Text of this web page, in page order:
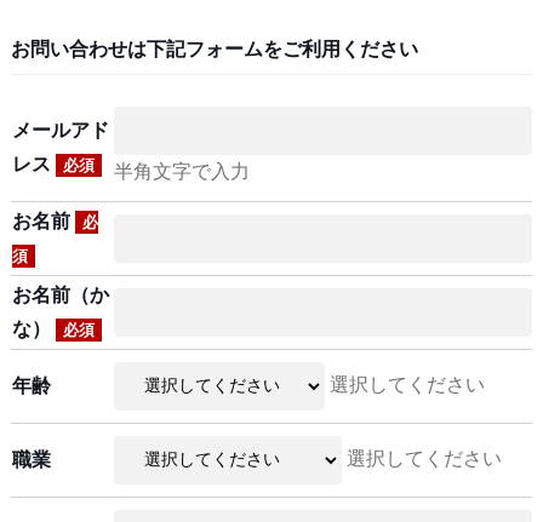
お問い合わせは下記フォームをご利用ください
メールアド
レス
必須 半角文字で入力
お名前
必
須
お名前（か
な）
必須
年齢 選択してください
職業 選択してください